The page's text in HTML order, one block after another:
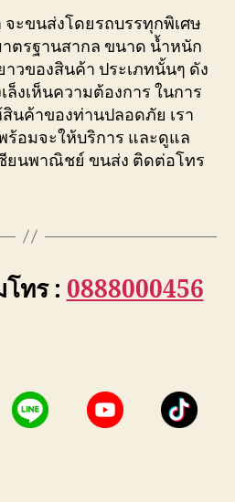
ะขนส่งโดยรถบรรทุกพิเศษ
ตรฐานสากล ขนาด น้ำหนัก
วของสินค้า ประเภทนั้นๆ ดัง
ล็งเห็นความต้องการ ในการ
นค้าของท่านปลอดภัย เรา
ร้อมจะให้บริการ และดูแล
ยนพาณิชย์ ขนส่ง ติดต่อโทร
ทร : 0888000456